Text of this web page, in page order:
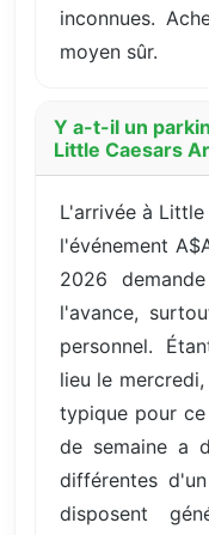
inconnues.
moyen sûr.
Y a-t-il un
Little Caesars
L'arrivée à
l'événement
2026
l'avance,
personnel.
lieu le
typique pour
de semaine a
différentes
disposent